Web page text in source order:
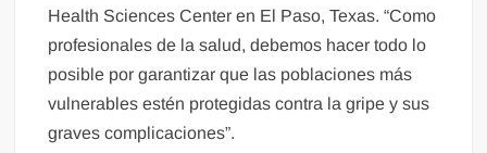
Health Sciences Center en El Paso, Texas. “Como
profesionales de la salud, debemos hacer todo lo
posible por garantizar que las poblaciones más
vulnerables estén protegidas contra la gripe y sus
graves complicaciones”.